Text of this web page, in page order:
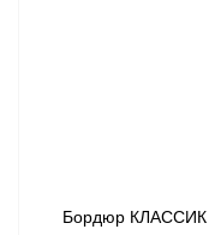
Бордюр КЛАССИК